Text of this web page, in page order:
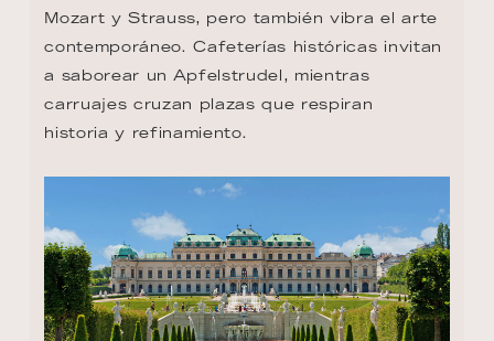
Mozart y Strauss, pero también vibra el arte
contemporáneo. Cafeterías históricas invitan
a saborear un Apfelstrudel, mientras
carruajes cruzan plazas que respiran
historia y refinamiento.